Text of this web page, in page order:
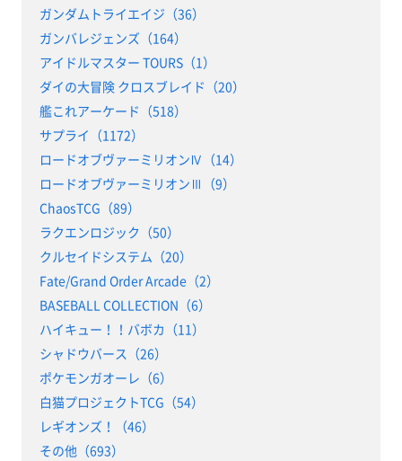
ガンダムトライエイジ（36）
ガンバレジェンズ（164）
アイドルマスター TOURS（1）
ダイの大冒険 クロスブレイド（20）
艦これアーケード（518）
サプライ（1172）
ロードオブヴァーミリオンⅣ（14）
ロードオブヴァーミリオンⅢ（9）
ChaosTCG（89）
ラクエンロジック（50）
クルセイドシステム（20）
Fate/Grand Order Arcade（2）
BASEBALL COLLECTION（6）
ハイキュー！！バボカ（11）
シャドウバース（26）
ポケモンガオーレ（6）
白猫プロジェクトTCG（54）
レギオンズ！（46）
その他（693）